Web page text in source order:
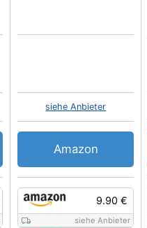
9.90 €
siehe Anbieter
siehe Anbieter
Amazon